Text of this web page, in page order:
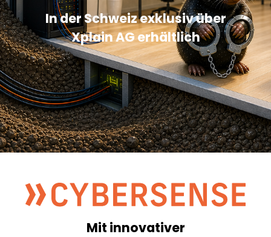
In der Schweiz exklusiv über
Xplain AG erhältlich
Mit innovativer